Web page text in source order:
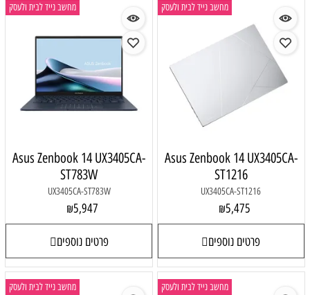
מחשב נייד לבית ולעסק
Asus Zenbook 14 UX3405CA-
ST1216
UX3405CA-ST1216
₪5,475
פרטים נוספים
מחשב נייד לבית ולעסק
Asus Zenbook 14 UX3405CA-
ST783W
UX3405CA-ST783W
₪5,947
פרטים נוספים
מחשב נייד לבית ולעסק מחשב נייד לבית ולעסק